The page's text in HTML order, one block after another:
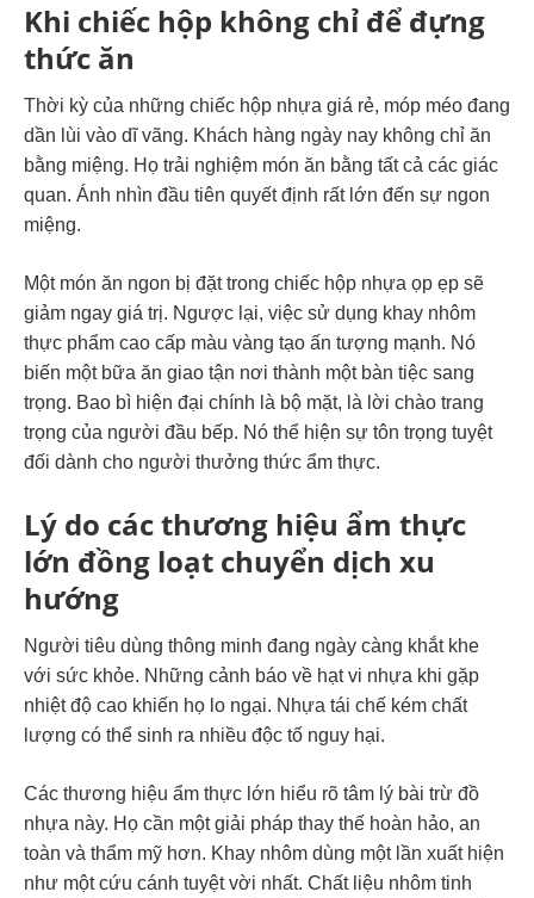
Khi chiếc hộp không chỉ để đựng
thức ăn
Thời kỳ của những chiếc hộp nhựa giá rẻ, móp méo đang
dần lùi vào dĩ vãng. Khách hàng ngày nay không chỉ ăn
bằng miệng. Họ trải nghiệm món ăn bằng tất cả các giác
quan. Ánh nhìn đầu tiên quyết định rất lớn đến sự ngon
miệng.
Một món ăn ngon bị đặt trong chiếc hộp nhựa ọp ẹp sẽ
giảm ngay giá trị. Ngược lại, việc sử dụng khay nhôm
thực phẩm cao cấp màu vàng tạo ấn tượng mạnh. Nó
biến một bữa ăn giao tận nơi thành một bàn tiệc sang
trọng. Bao bì hiện đại chính là bộ mặt, là lời chào trang
trọng của người đầu bếp. Nó thể hiện sự tôn trọng tuyệt
đối dành cho người thưởng thức ẩm thực.
Lý do các thương hiệu ẩm thực
lớn đồng loạt chuyển dịch xu
hướng
Người tiêu dùng thông minh đang ngày càng khắt khe
với sức khỏe. Những cảnh báo về hạt vi nhựa khi gặp
nhiệt độ cao khiến họ lo ngại. Nhựa tái chế kém chất
lượng có thể sinh ra nhiều độc tố nguy hại.
Các thương hiệu ẩm thực lớn hiểu rõ tâm lý bài trừ đồ
nhựa này. Họ cần một giải pháp thay thế hoàn hảo, an
toàn và thẩm mỹ hơn. Khay nhôm dùng một lần xuất hiện
như một cứu cánh tuyệt vời nhất. Chất liệu nhôm tinh